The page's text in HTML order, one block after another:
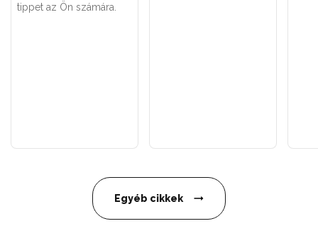
tippet az Ön számára.
Egyéb cikkek